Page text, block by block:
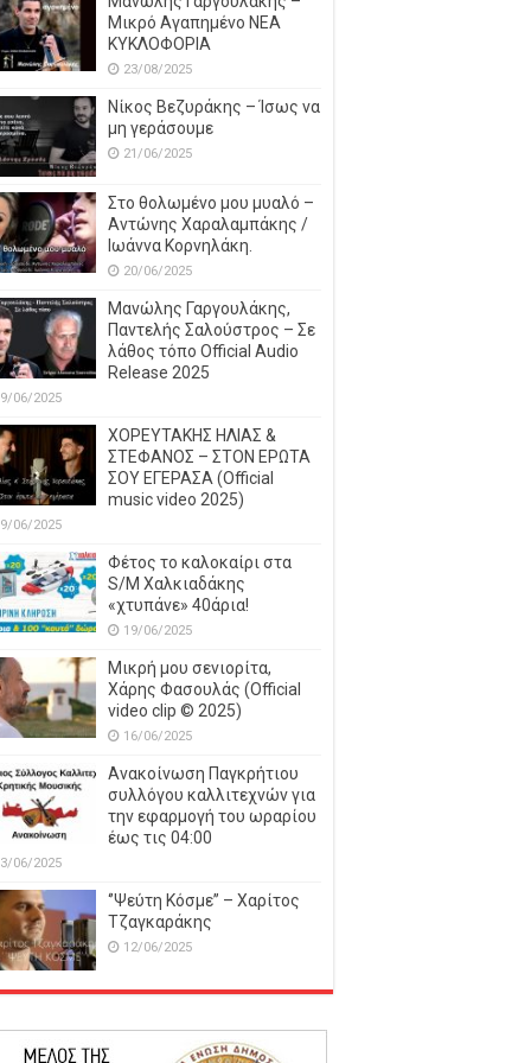
Μικρό Αγαπημένο NEΑ
ΚΥΚΛΟΦΟΡΙΑ
23/08/2025
Νίκος Βεζυράκης – Ίσως να
μη γεράσουμε
21/06/2025
Στο θολωμένο μου μυαλό –
Αντώνης Χαραλαμπάκης /
Ιωάννα Κορνηλάκη.
20/06/2025
Μανώλης Γαργουλάκης,
Παντελής Σαλούστρος – Σε
λάθος τόπο Official Audio
Release 2025
06/2025
ΧΟΡΕΥΤΑΚΗΣ ΗΛΙΑΣ &
ΣΤΕΦΑΝΟΣ – ΣΤΟΝ ΕΡΩΤΑ
ΣΟΥ ΕΓΕΡΑΣΑ (Official
music video 2025)
06/2025
Φέτος το καλοκαίρι στα
S/M Χαλκιαδάκης
«χτυπάνε» 40άρια!
19/06/2025
Μικρή μου σενιορίτα,
Χάρης Φασουλάς (Official
video clip © 2025)
16/06/2025
Ανακοίνωση Παγκρήτιου
συλλόγου καλλιτεχνών για
την εφαρμογή του ωραρίου
έως τις 04:00
06/2025
‘’Ψεύτη Κόσμε’’ – Χαρίτος
Τζαγκαράκης
12/06/2025